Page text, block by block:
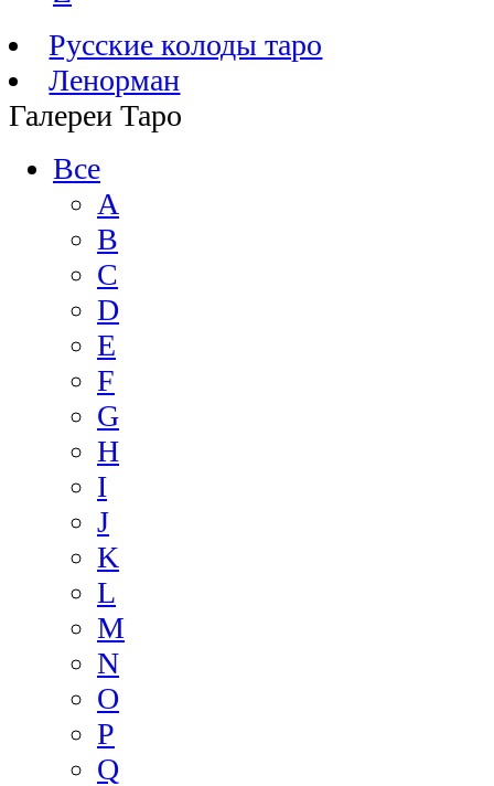
Русские колоды таро
Ленорман
Галереи Таро
Все
A
B
C
D
E
F
G
H
I
J
K
L
M
N
O
P
Q